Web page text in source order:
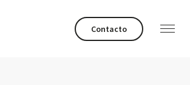
Contacto